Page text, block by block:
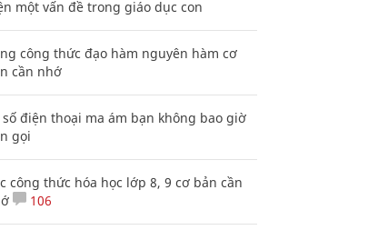
một vấn đề trong giáo dục con
công thức đạo hàm nguyên hàm cơ
cần nhớ
số điện thoại ma ám bạn không bao giờ
gọi
công thức hóa học lớp 8, 9 cơ bản cần
106